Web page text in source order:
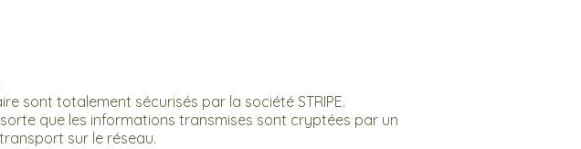
sont totalement sécurisés par la société STRIPE.
que les informations transmises sont cryptées par un
sur le réseau.